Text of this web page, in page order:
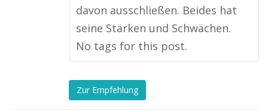
davon ausschließen. Beides hat
seine Stärken und Schwächen.
No tags for this post.
Zur Empfehlung